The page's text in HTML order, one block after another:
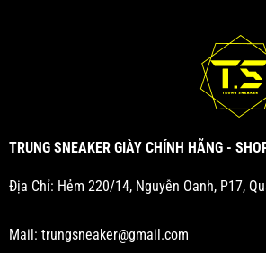
TRUNG SNEAKER GIÀY CHÍNH HÃNG -
Địa Chỉ: Hẻm 220/14, Nguyễn Oanh, P17,
Mail: trungsneaker@gmail.com